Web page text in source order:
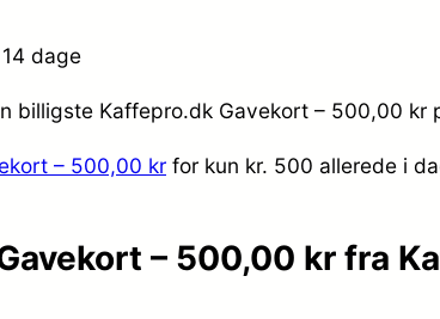
dage
billigste Kaffepro.dk Gavekort – 500,00
– 500,00 kr for kun kr. 500 allerede i
– 500,00 kr fra